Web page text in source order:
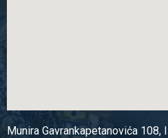
Munira Gavrankapetanovića 108,